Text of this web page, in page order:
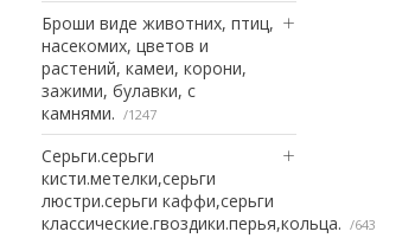
Броши виде животних, птиц,
насекомих, цветов и
растений, камеи, корони,
зажими, булавки, с
камнями.
1247
Серьги.серьги
кисти.метелки,серьги
люстри.серьги каффи,серьги
классические.гвоздики.перья,кольца.
643